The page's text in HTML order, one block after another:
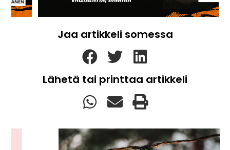
Jaa artikkeli somessa
Lähetä tai printtaa artikkeli